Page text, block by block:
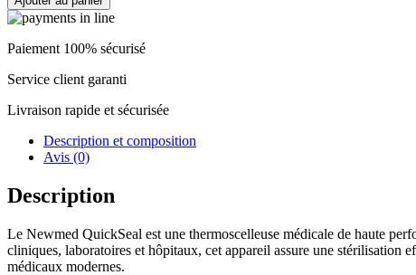
NewMed
QuickSeal
Paiement 100% sécurisé
Service client garanti
Livraison rapide et sécurisée
Description et composition
Avis (0)
Description
Le Newmed QuickSeal est une thermoscelleuse médicale de haute
cliniques, laboratoires et hôpitaux, cet appareil assure une stérilisation
médicaux modernes.